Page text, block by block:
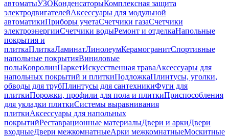
автоматыУЗОКонденсаторыКомплексная защита
электродвигателейАксессуары для модульной
автоматикиПриборы учетаСчетчики газаСчетчики
электроэнергииСчетчики водыРемонт и отделкаНапольные
покрытия и
плиткаПлиткаЛаминатЛинолеумКерамогранитСпортивные
напольные покрытияВиниловые
полыКовролинПаркетИскусственная траваАксессуары для
напольных покрытий и плиткиПодложкаПлинтусы, уголки,
обводы для трубПлинтусы для сантехникиФуги для
плиткиПорожки, профили для пола и плиткиПриспособления
для укладки плиткиСистемы выравнивания
плиткиАксессуары для напольных
покрытийРеставрационные материалыДвери и аркиДвери
входныеДвери межкомнатныеАрки межкомнатныеМоскитные